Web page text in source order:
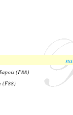
(F88)
(F88)